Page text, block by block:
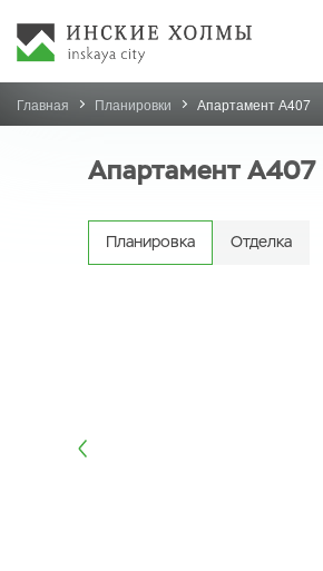
Главная Планировки Апартамент А407
Апартамент А407
Планировка Отделка